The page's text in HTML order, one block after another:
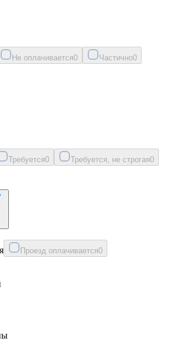
Не оплачивается0 Частично0
Требуется0 Требуется, не строгая0
Проезд оплачивается0